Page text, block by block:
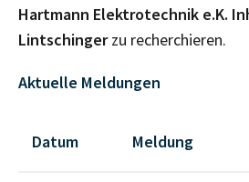
Hartmann Elektrotechnik e.K.
Lintschingerzu recherchieren.
Aktuelle Meldungen
Datum Meldung